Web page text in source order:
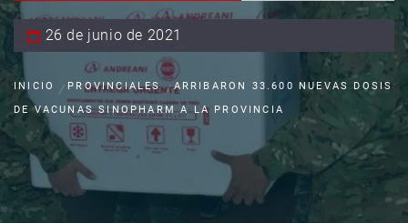
26 de junio de 2021
INICIO PROVINCIALES
ARRIBARON 33.600 NUEVAS DOSIS
DE VACUNAS SINOPHARM A LA PROVINCIA